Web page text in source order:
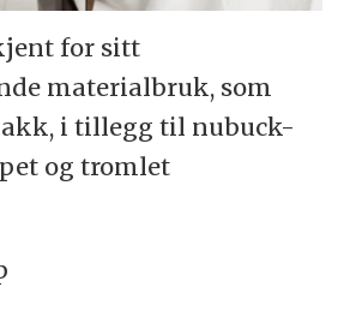
for sitt
materialbruk, som
i tillegg til nubuck-
og tromlet